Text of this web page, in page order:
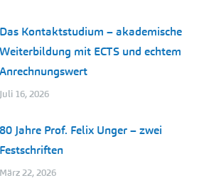
Das Kontaktstudium – akademische
Weiterbildung mit ECTS und echtem
Anrechnungswert
Juli 16, 2026
80 Jahre Prof. Felix Unger – zwei
Festschriften
März 22, 2026